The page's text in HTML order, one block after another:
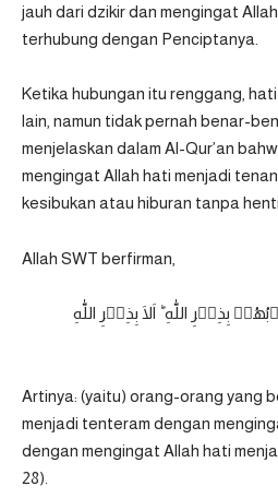
jauh dari dzikir dan mengingat
terhubung dengan Penciptanya.
Ketika hubungan itu renggang,
lain, namun tidak pernah benar-
menjelaskan dalam Al-Qur’an
mengingat Allah hati menjadi
kesibukan atau hiburan tanpa henti.
Allah SWT berfirman,
بِذِكۡرِ اللّٰهِ​ ؕ اَلَا بِذِكۡرِ اللّٰهِ
Artinya: (yaitu) orang-orang yang
menjadi tenteram dengan
dengan mengingat Allah hati
28).